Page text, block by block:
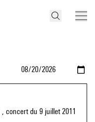
, concert du 9 juillet 2011